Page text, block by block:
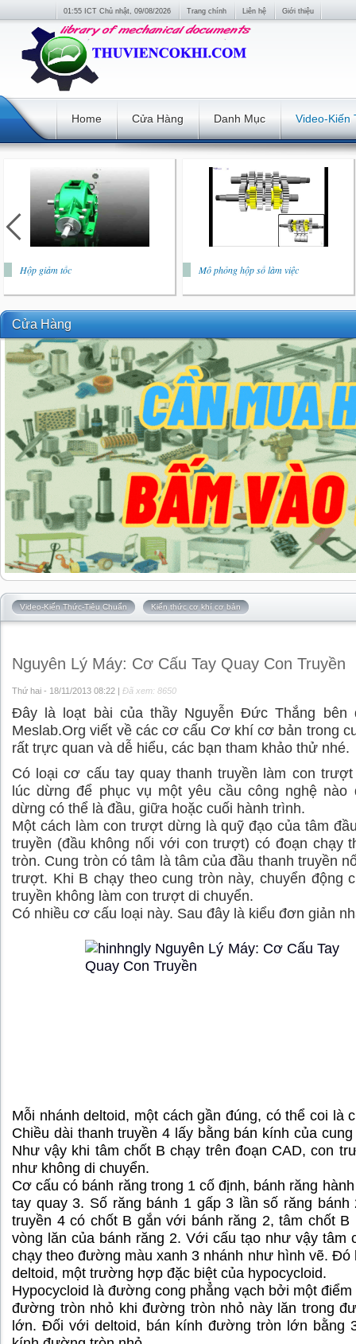
01:55 ICT Chủ nhật, 09/08/2026 Trang chính Liên hệ Giới thiệu
Home Cửa Hàng Danh Mục Video-Kiến
Hộp giảm tốc Mô phỏng hộp số làm việc
Cửa Hàng
Video-Kiến Thức-Tiêu Chuẩn Kiến thức cơ khí cơ bản
Nguyên Lý Máy: Cơ Cấu Tay Quay Con Truyền
Thứ hai - 18/11/2013 08:22 | Đã xem: 8650
Đây là loạt bài của thầy Nguyễn Đức Thắng bên
Meslab.Org viết về các cơ cấu Cơ khí cơ bản trong
rất trực quan và dễ hiểu, các bạn tham khảo thử nhé.
Có loại cơ cấu tay quay thanh truyền làm con
lúc dừng để phục vụ một yêu cầu công nghệ nào
dừng có thể là đầu, giữa hoặc cuối hành trình.
Một cách làm con trượt dừng là quỹ đạo của tâm
truyền (đầu không nối với con trượt) có đoạn chạy
tròn. Cung tròn có tâm là tâm của đầu thanh truyền
trượt. Khi B chạy theo cung tròn này, chuyển động
truyền không làm con trượt di chuyển.
Có nhiều cơ cấu loại này. Sau đây là kiểu đơn giản
Mỗi nhánh deltoid, một cách gần đúng, có thể coi là
Chiều dài thanh truyền 4 lấy bằng bán kính của cung
Như vậy khi tâm chốt B chạy trên đoạn CAD, con
như không di chuyển.
Cơ cấu có bánh răng trong 1 cố định, bánh răng
tay quay 3. Số răng bánh 1 gấp 3 lần số răng bánh
truyền 4 có chốt B gắn với bánh răng 2, tâm chốt B
vòng lăn của bánh răng 2. Với cấu tạo như vậy tâm
chạy theo đường màu xanh 3 nhánh như hình vẽ. Đó
deltoid, một trường hợp đặc biệt của hypocycloid.
Hypocycloid là đường cong phẳng vạch bởi một điểm
đường tròn nhỏ khi đường tròn nhỏ này lăn trong
lớn. Đối với deltoid, bán kính đường tròn lớn bằng